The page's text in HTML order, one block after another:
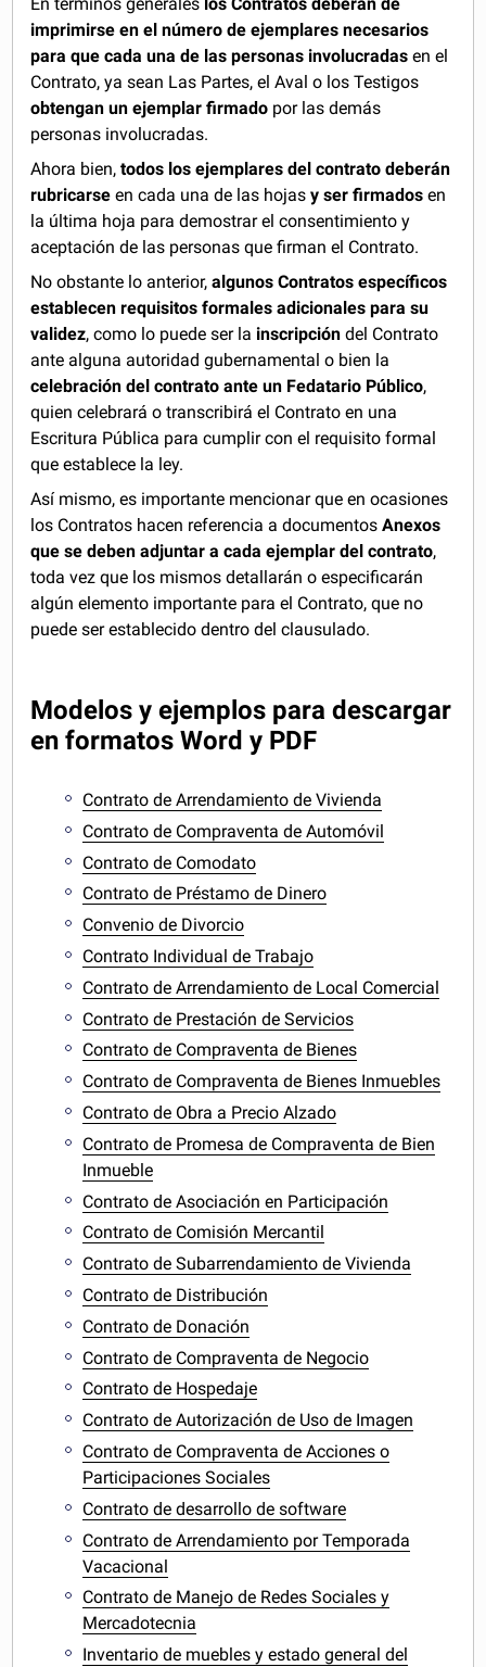
imprimirse en el número de ejemplares necesarios
para que cada una de las personas involucradas en el
Contrato, ya sean Las Partes, el Aval o los Testigos
obtengan un ejemplar firmado por las demás
personas involucradas.
Ahora bien, todos los ejemplares del contrato deberán
rubricarse en cada una de las hojasy ser firmados en
la última hoja para demostrar el consentimiento y
aceptación de las personas que firman el Contrato.
No obstante lo anterior,algunos Contratos específicos
establecen requisitos formales adicionales para su
validez, como lo puede ser la inscripción del Contrato
ante alguna autoridad gubernamental o bien la
celebración del contrato ante un Fedatario Público,
quien celebrará o transcribirá el Contrato en una
Escritura Pública para cumplir con el requisito formal
que establece la ley.
Así mismo, es importante mencionar que en ocasiones
los Contratos hacen referencia a documentosAnexos
que se deben adjuntar a cada ejemplar del contrato,
toda vez que los mismos detallarán o especificarán
algún elemento importante para el Contrato, que no
puede ser establecido dentro del clausulado.
Modelos y ejemplos para descargar
en formatos Word y PDF
Contrato de Arrendamiento de Vivienda
Contrato de Compraventa de Automóvil
Contrato de Comodato
Contrato de Préstamo de Dinero
Convenio de Divorcio
Contrato Individual de Trabajo
Contrato de Arrendamiento de Local Comercial
Contrato de Prestación de Servicios
Contrato de Compraventa de Bienes
Contrato de Compraventa de Bienes Inmuebles
Contrato de Obra a Precio Alzado
Contrato de Promesa de Compraventa de Bien
Inmueble
Contrato de Asociación en Participación
Contrato de Comisión Mercantil
Contrato de Subarrendamiento de Vivienda
Contrato de Distribución
Contrato de Donación
Contrato de Compraventa de Negocio
Contrato de Hospedaje
Contrato de Autorización de Uso de Imagen
Contrato de Compraventa de Acciones o
Participaciones Sociales
Contrato de desarrollo de software
Contrato de Arrendamiento por Temporada
Vacacional
Contrato de Manejo de Redes Sociales y
Mercadotecnia
Inventario de muebles y estado general del